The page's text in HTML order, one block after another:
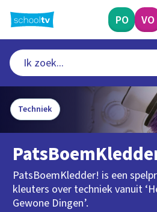
naar
hoofdinhoud
PO VO
Techniek
PatsBoemKledder! is een
kleuters over techniek vanuit
Gewone Dingen’.